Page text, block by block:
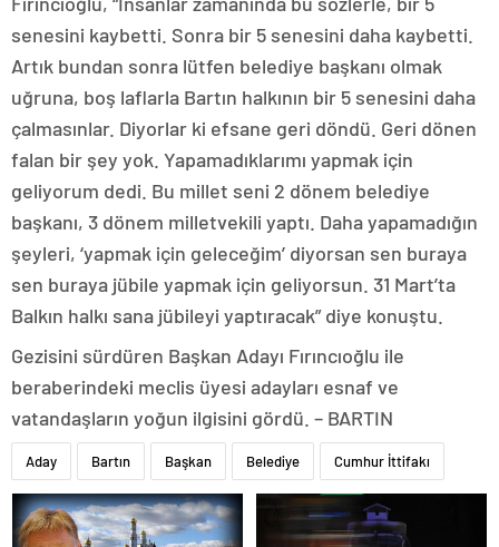
senesini kaybetti. Sonra bir 5 senesini daha kaybetti.
Artık bundan sonra lütfen belediye başkanı olmak
uğruna, boş laflarla Bartın halkının bir 5 senesini daha
çalmasınlar. Diyorlar ki efsane geri döndü. Geri dönen
falan bir şey yok. Yapamadıklarımı yapmak için
geliyorum dedi. Bu millet seni 2 dönem belediye
başkanı, 3 dönem milletvekili yaptı. Daha yapamadığın
şeyleri, ‘yapmak için geleceğim’ diyorsan sen buraya
sen buraya jübile yapmak için geliyorsun. 31 Mart’ta
Balkın halkı sana jübileyi yaptıracak” diye konuştu.
Gezisini sürdüren Başkan Adayı Fırıncıoğlu ile
beraberindeki meclis üyesi adayları esnaf ve
vatandaşların yoğun ilgisini gördü. – BARTIN
Aday Bartın Başkan Belediye Cumhur İttifakı